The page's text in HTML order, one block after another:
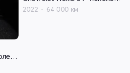
Chevrolet Nexia 3 I - поколение
2022 64 000 км